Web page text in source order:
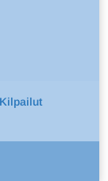
Kilpailut